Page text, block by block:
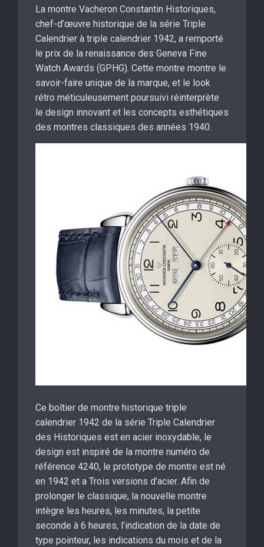
La montre Vacheron Constantin Historiques,
chef-d’œuvre historique de la série Triple
Calendrier à triple calendrier 1942, a remporté
le prix de la renaissance des Geneva Fine
Watch Awards (GPHG). Cette montre montre le
savoir-faire unique de la marque, et le look
rétro méticuleusement poursuivi réinterprète
le design innovant et les concepts esthétiques
des montres classiques des années 1940.
Ce boîtier de montre historique triple
calendrier 1942 de la série Triple Calendrier
des Historiques est en acier inoxydable, le
design est inspiré de la montre numéro de
référence 4240, le prototype de montre est né
en 1942 et a Trois versions d’acier. Afin de
prolonger le classique, la nouvelle montre
intègre les heures, les minutes, la petite
seconde à 6 heures, l’indication de la date de
type pointeur, les indications du mois et de la